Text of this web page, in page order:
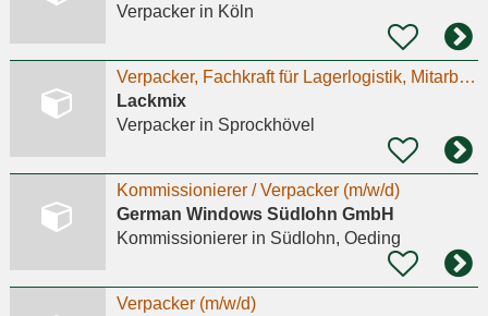
Verpackerin Köln
Verpacker, Fachkraft für Lagerlogistik, Mitarbeiter in Produktion. Minijob, Teilzeit, Vollzeit.
Lackmix
Verpackerin Sprockhövel
Kommissionierer / Verpacker (m/w/d)
German Windows Südlohn GmbH
Kommissioniererin Südlohn, Oeding
Verpacker (m/w/d)